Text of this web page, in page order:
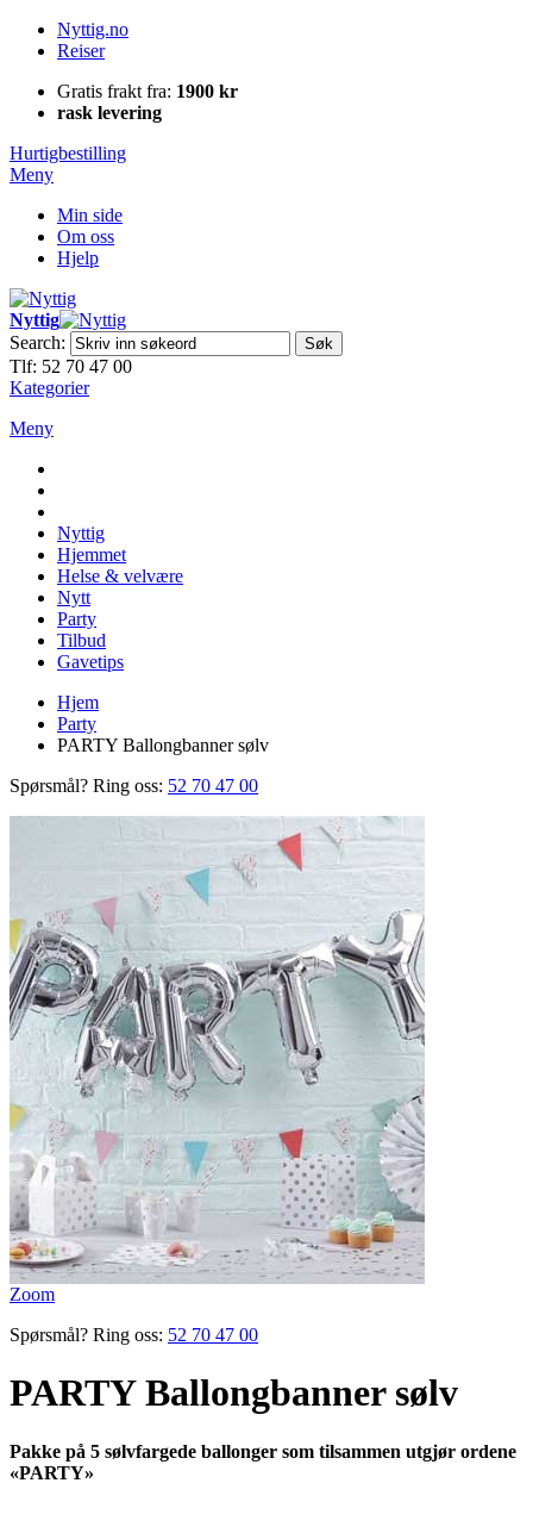
Nyttig.no
Reiser
Gratis frakt fra: 1900 kr
rask levering
Hurtigbestilling
Meny
Min side
Om oss
Hjelp
Nyttig
Search:
Søk
Tlf: 52 70 47 00
Kategorier
Meny
Nyttig
Hjemmet
Helse & velvære
Nytt
Party
Tilbud
Gavetips
Hjem
Party
PARTY Ballongbanner sølv
Spørsmål? Ring oss: 52 70 47 00
Zoom
Spørsmål? Ring oss: 52 70 47 00
PARTY Ballongbanner sølv
Pakke på 5 sølvfargede ballonger som tilsammen utgjør ordene
«PARTY»